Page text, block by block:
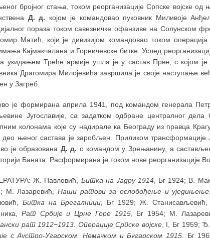
бројног стања, током реорганизације Српске војске
Д. д. којом је командовао пуковник Миливоје
пораза током савезничке офанзиве на Солунском
Матић, који је дивизијом командовао током
Кајмакчалана и Горничевске битке. Услед
укидањем Треће армије ушла је у састав Прве, с којом
Драгомира Милојевића завршила је своје наступање
у Загреб.
је формирана априла 1941, под командом генерала
Југославије, са задатком одбране централног
колонама које су надирале ка Београду из правца
део њеног састава је заробљен. Приликом трансформације
је образована Д. д. с командом у Зрењанину, а
Баната. Расформирана је током нове реорганизације
Ж. Павловић, Битка на Јадру 1914, Бг 1924; В.
М. Лазаревић, Наши ратови за ослобођење и
Битка на Брегалници, Бг 1929; Ж. Станисављевић,
Рат Србије и Црне Горе 1915, Бг 1954; М.
рат 1912−1913. Операције Српске војске, I, Бг 1959;
с Аустро-Угарском, Немачком и Бугарском 1915, Бг